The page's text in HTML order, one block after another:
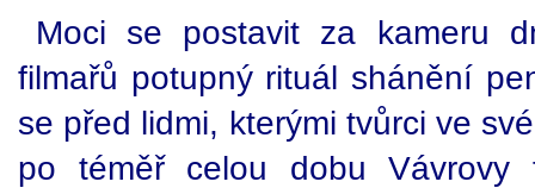
Moci se postavit za kameru
filmařů potupný rituál shánění
se před lidmi, kterými tvůrci ve
po téměř celou dobu